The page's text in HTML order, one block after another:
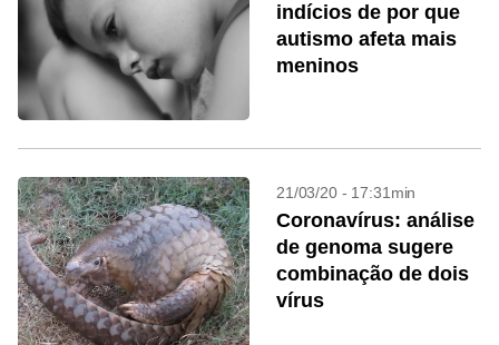
indícios de por que
autismo afeta mais
meninos
21/03/20 - 17:31min
Coronavírus: análise
de genoma sugere
combinação de dois
vírus